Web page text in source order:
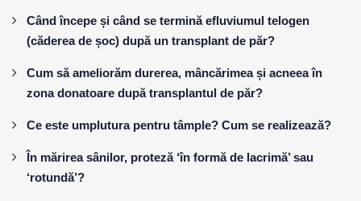
Când începe și când se termină efluviumul telogen
(căderea de șoc) după un transplant de păr?
Cum să ameliorăm durerea, mâncărimea și acneea în
zona donatoare după transplantul de păr?
Ce este umplutura pentru tâmple? Cum se realizează?
În mărirea sânilor, proteză ‘în formă de lacrimă’ sau
‘rotundă’?